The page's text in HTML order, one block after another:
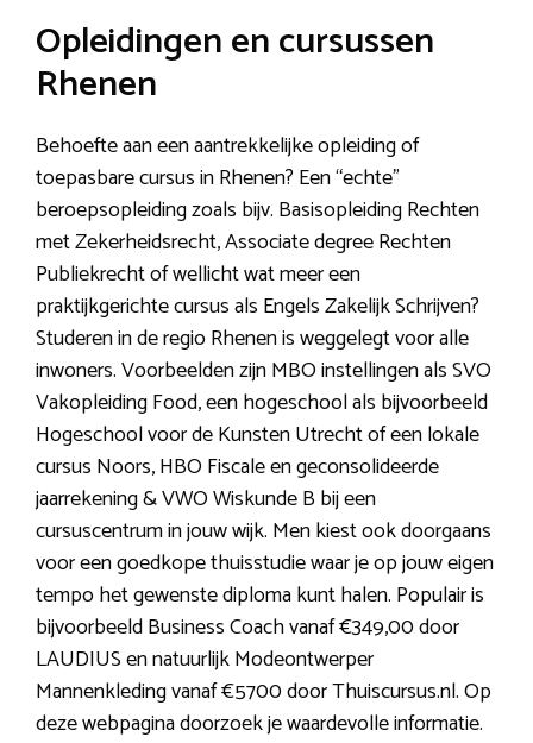
Opleidingen en cursussen
Rhenen
Behoefte aan een aantrekkelijke opleiding of
toepasbare cursus in Rhenen? Een “echte”
beroepsopleiding zoals bijv. Basisopleiding Rechten
met Zekerheidsrecht, Associate degree Rechten
Publiekrecht of wellicht wat meer een
praktijkgerichte cursus als Engels Zakelijk Schrijven?
Studeren in de regio Rhenen is weggelegt voor alle
inwoners. Voorbeelden zijn MBO instellingen als SVO
Vakopleiding Food, een hogeschool als bijvoorbeeld
Hogeschool voor de Kunsten Utrecht of een lokale
cursus Noors, HBO Fiscale en geconsolideerde
jaarrekening & VWO Wiskunde B bij een
cursuscentrum in jouw wijk. Men kiest ook doorgaans
voor een goedkope thuisstudie waar je op jouw eigen
tempo het gewenste diploma kunt halen. Populair is
bijvoorbeeld Business Coach vanaf €349,00 door
LAUDIUS en natuurlijk Modeontwerper
Mannenkleding vanaf €5700 door Thuiscursus.nl. Op
deze webpagina doorzoek je waardevolle informatie.